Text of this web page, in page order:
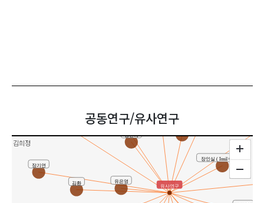
공동연구/유사연구
김희정
장인실 ( Insil Chang )
김환 유은영
장기연
정민예
유사연구